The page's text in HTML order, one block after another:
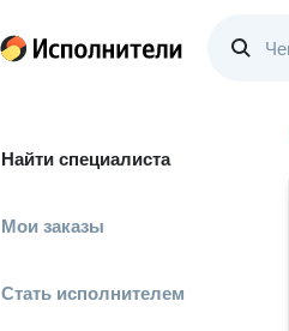
Найти специалиста
Мои заказы
Стать исполнителем